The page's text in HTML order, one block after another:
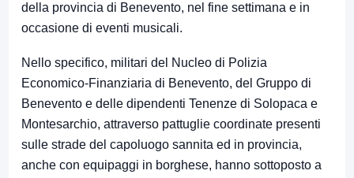
della provincia di Benevento, nel fine settimana e in
occasione di eventi musicali.
Nello specifico, militari del Nucleo di Polizia
Economico-Finanziaria di Benevento, del Gruppo di
Benevento e delle dipendenti Tenenze di Solopaca e
Montesarchio, attraverso pattuglie coordinate presenti
sulle strade del capoluogo sannita ed in provincia,
anche con equipaggi in borghese, hanno sottoposto a